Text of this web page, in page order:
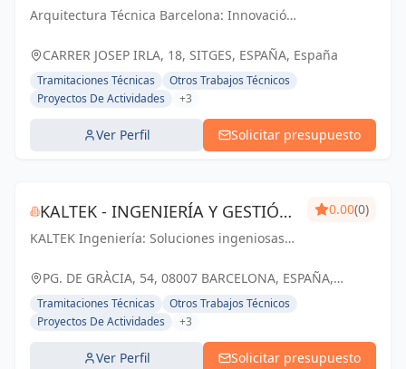
BARCELONA - PABLO PARES
GONZALEZ
Arquitectura Técnica Barcelona: Innovación
visión, nuestro compromiso.
CARRER JOSEP IRLA, 18, SITGES, ESPAÑA, España
Tramitaciones Técnicas
Otros Trabajos Técnicos
Proyectos De Actividades
+3
Ver Perfil Solicitar presupuesto
KALTEK - INGENIERÍA Y GESTIÓN
DE PROYECTOS
KALTEK Ingeniería: Soluciones ingeniosas
en Barcelona. Impulsando tu éxito con
0.00(0)
PG. DE GRÀCIA, 54, 08007 BARCELONA, ESPAÑA,
España
Tramitaciones Técnicas
Otros Trabajos Técnicos
Proyectos De Actividades
+3
Ver Perfil Solicitar presupuesto